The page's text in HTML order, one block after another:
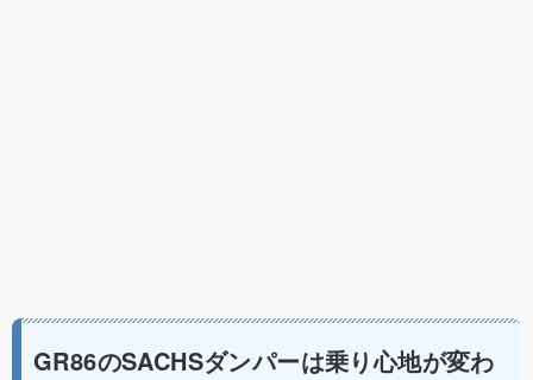
GR86のSACHSダンパーは乗り心地が変わ